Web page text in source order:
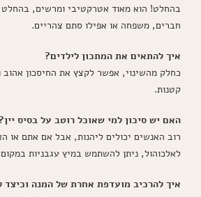
בהחלט! הוא מאוד אטרקטיבי ומרשים, בהחלט
חברים, משפחה או אפילו סתם צהריים.
איך להתאים את המתכון לילדים?
כחלק מהשינוי, אפשר לקצץ את החיסכון אהוב
קטנות.
האם יש סיכון למי שאוכל רוטב על בסיס יין?
רוב האנשים יכולים ליהנות, אבל אם אתם או
לאלכוהול, ניתן להשתמש במיץ עגבניות
איך להרכיב מועדפת אחרת של המנה וכיצד